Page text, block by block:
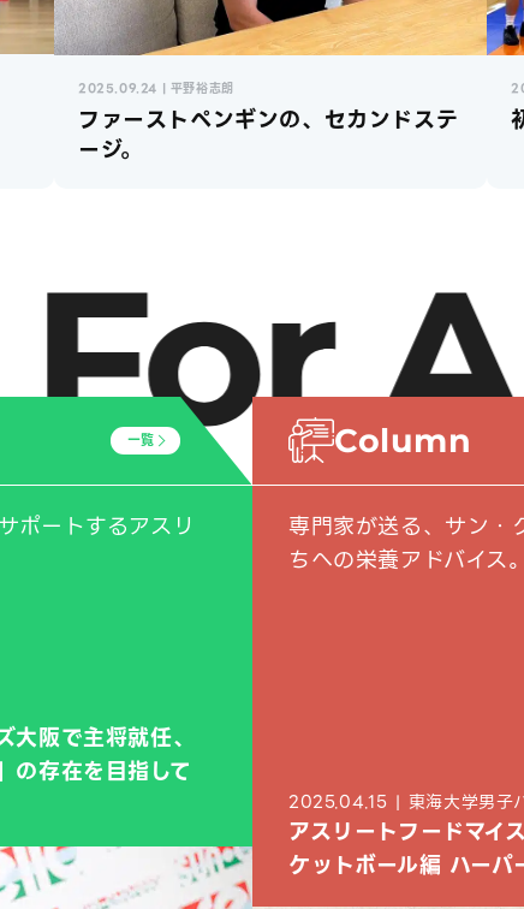
2025.09.24 | 平野裕志朗
ファーストペンギンの、セカンドステ
ージ。
一覧
ポートするアスリ
阪で主将就任、
の存在を目指して
Column
専門家が送る、サン・
ちへの栄養アドバイス。
2025.04.15 | 東海大学男子
アスリートフードマイ
ケットボール編 ハー